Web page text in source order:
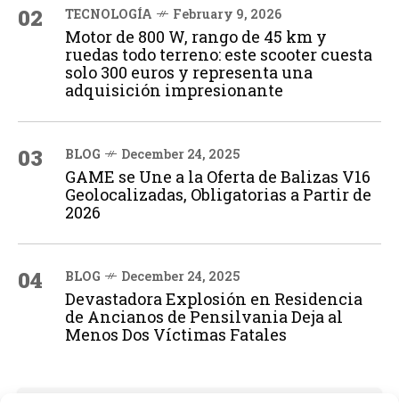
02 TECNOLOGÍA February 9, 2026
Motor de 800 W, rango de 45 km y
ruedas todo terreno: este scooter cuesta
solo 300 euros y representa una
adquisición impresionante
03 BLOG December 24, 2025
GAME se Une a la Oferta de Balizas V16
Geolocalizadas, Obligatorias a Partir de
2026
04 BLOG December 24, 2025
Devastadora Explosión en Residencia
de Ancianos de Pensilvania Deja al
Menos Dos Víctimas Fatales